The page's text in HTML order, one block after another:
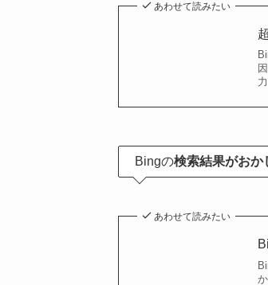
あわせて読みたい
Bingの検索結果がおか
あわせて読みたい